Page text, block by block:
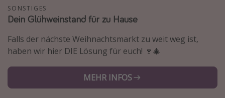
Reisethemen
Alle Reisethemen
Wellnessurlaub
Disneyland Paris
Roadtrips
Wochenendtrip
SONSTIGES
Dein Glühweinstand für zu Hause
Falls der nächste Weihnachtsmarkt zu weit weg ist,
haben wir hier DIE Lösung für euch! 🍷🎄
MEHR INFOS